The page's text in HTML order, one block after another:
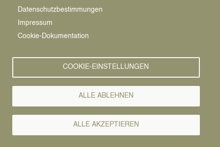
beliebte Dattelner Rathausfest im Licht statt. Die
attraktives Programm mit Live-Musik,
künstlerischen Darbietungen und beeindruckenden
Lichtinszenierungen. Auch die traditionellen
Balkonauftritte werden erneut für besondere
Datenschutzbestimmungen
Impressum
Cookie-Dokumentation
COOKIE-EINSTELLUNGEN
ALLE ABLEHNEN
ALLE AKZEPTIEREN